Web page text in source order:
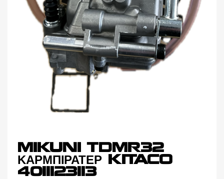
MIKUNI TDMR32
ΚΑΡΜΠΙΡΑΤΕΡ KITACO
4011123113